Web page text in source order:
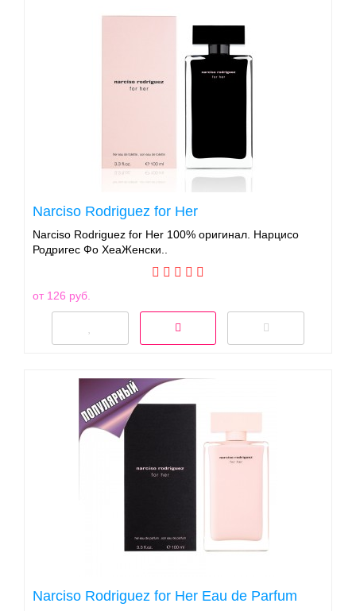
Narciso Rodriguez for Her
Narciso Rodriguez for Her 100% оригинал. Нарцисо
Родригес Фо ХеаЖенски..
от 126 руб.
Narciso Rodriguez for Her Eau de Parfum